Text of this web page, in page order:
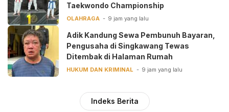
Taekwondo Championship
OLAHRAGA 9 jam yang lalu
Adik Kandung Sewa Pembunuh Bayaran,
Pengusaha di Singkawang Tewas
Ditembak di Halaman Rumah
HUKUM DAN KRIMINAL 9 jam yang lalu
Indeks Berita